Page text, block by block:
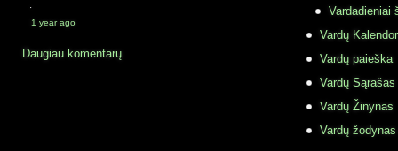
·
1 year ago
Daugiau komentarų
Vardadieniai
Vardų
Vardų paieška
Vardų Sąrašas
Vardų Žinynas
Vardų